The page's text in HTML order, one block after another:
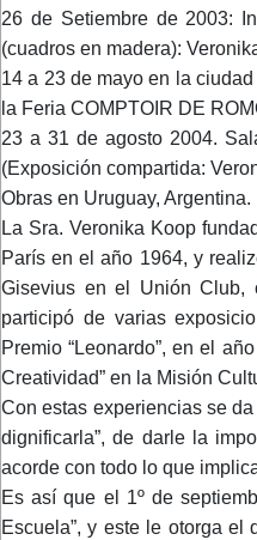
26 de Setiembre de 2003:
(cuadros en madera):
14 a 23 de mayo en la
la Feria COMPTOIR DE
23 a 31 de agosto 2004.
(Exposición compartida:
Obras en Uruguay,
La Sra. Veronika Koop
París en el año 1964, y
Gisevius en el Unión Club,
participó de varias
Premio “Leonardo”, en el
Creatividad” en la Misión
Con estas experiencias se
dignificarla”, de darle la
acorde con todo lo que
Es así que el 1º de
Escuela”, y este le otorga